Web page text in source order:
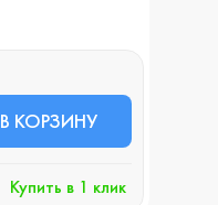
В КОРЗИНУ
Купить в 1 клик